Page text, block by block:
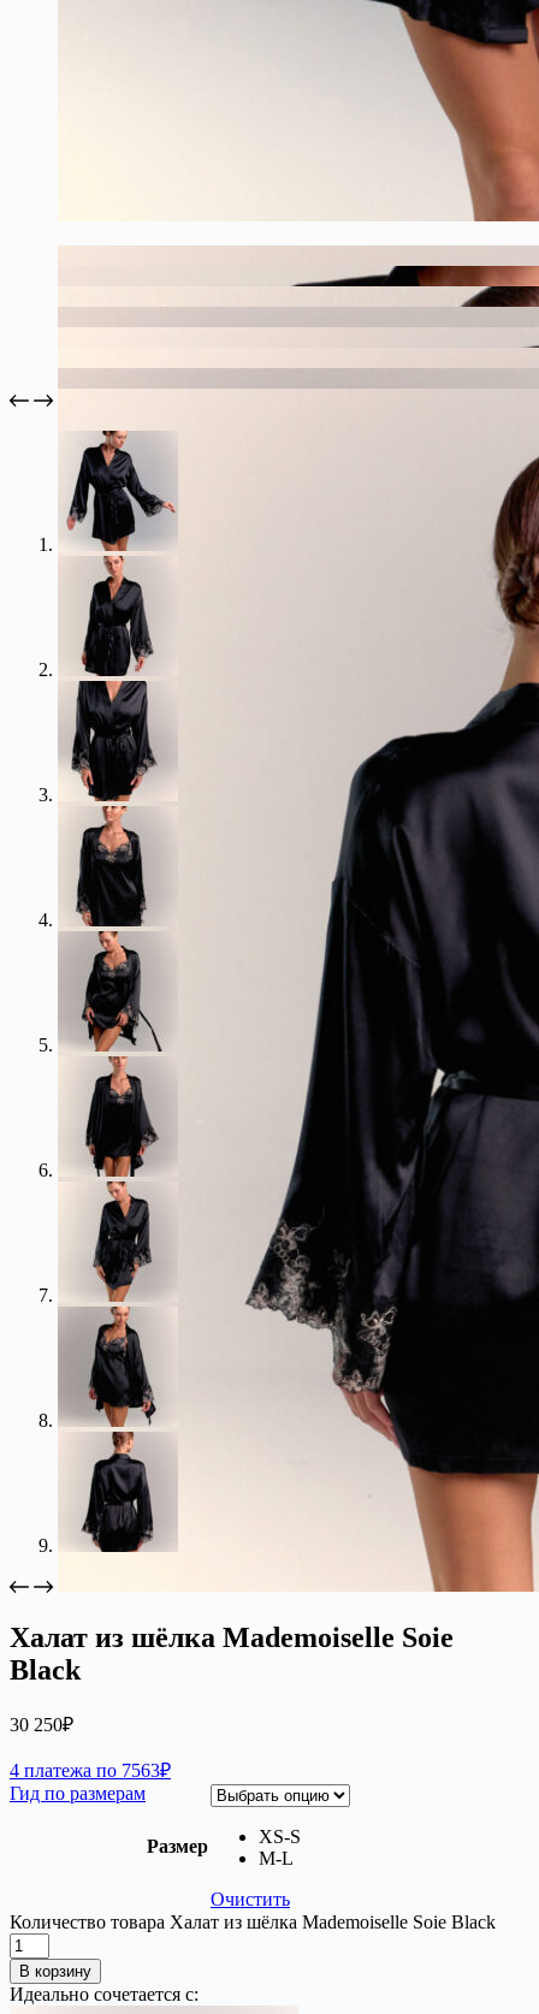
Халат из шёлка Mademoiselle Soie
Black
30 250₽
4 платежа по 7563₽
Гид по размерам
Размер
XS-S
M-L
Очистить
Количество товара Халат из шёлка Mademoiselle Soie Black
В корзину
Идеально сочетается с: